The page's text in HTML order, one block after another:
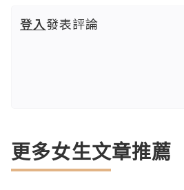
登入發表評論
更多女生文章推薦